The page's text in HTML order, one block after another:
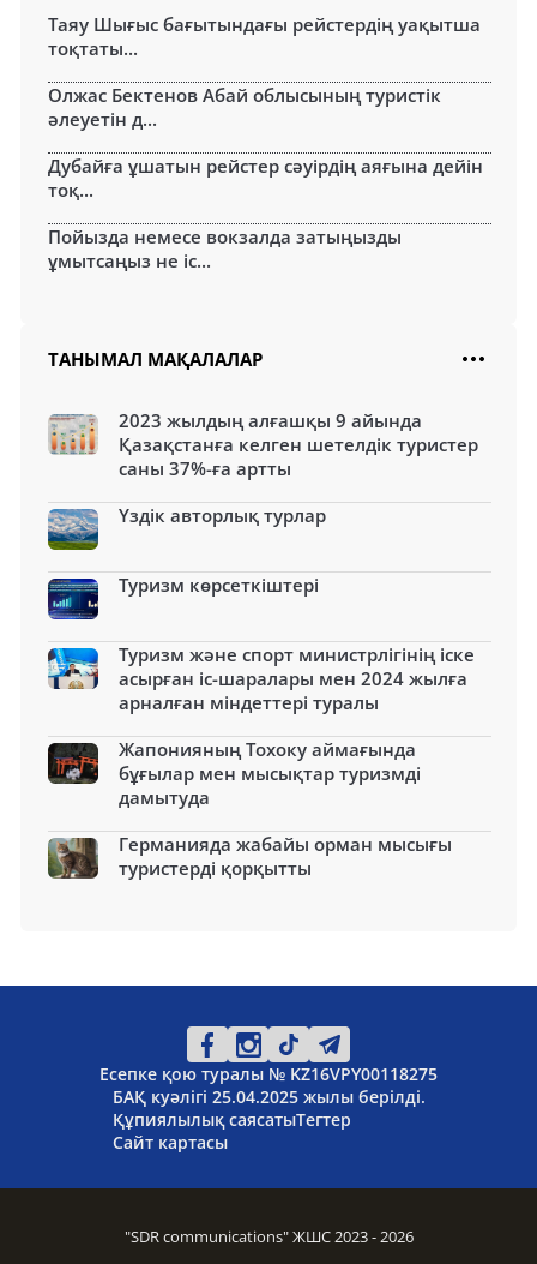
Таяу Шығыс бағытындағы рейстердің уақытша
тоқтаты...
Олжас Бектенов Абай облысының туристік
әлеуетін д...
Дубайға ұшатын рейстер сәуірдің аяғына дейін
тоқ...
Пойызда немесе вокзалда затыңызды
ұмытсаңыз не іс...
ТАНЫМАЛ МАҚАЛАЛАР
2023 жылдың алғашқы 9 айында
Қазақстанға келген шетелдік туристер
саны 37%-ға артты
Үздік авторлық турлар
Туризм көрсеткіштері
Туризм және спорт министрлігінің іске
асырған іс-шаралары мен 2024 жылға
арналған міндеттері туралы
Жапонияның Тохоку аймағында
бұғылар мен мысықтар туризмді
дамытуда
Германияда жабайы орман мысығы
туристерді қорқытты
Есепке қою туралы № KZ16VPY00118275
БАҚ куәлігі 25.04.2025 жылы берілді.
Құпиялылық саясатыТегтер
Сайт картасы
"SDR communications" ЖШС 2023 - 2026